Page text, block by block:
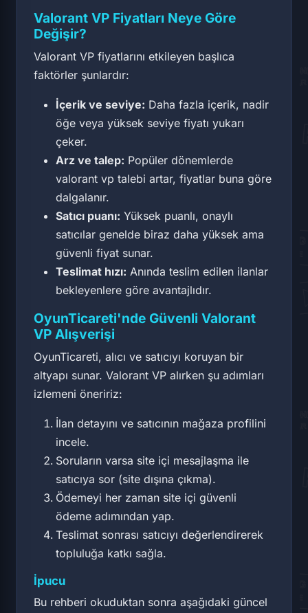
Valorant VP Fiyatları Neye Göre
Değişir?
Valorant VP fiyatlarını etkileyen başlıca
faktörler şunlardır:
İçerik ve seviye: Daha fazla içerik, nadir
öğe veya yüksek seviye fiyatı yukarı
çeker.
Arz ve talep: Popüler dönemlerde
valorant vp talebi artar, fiyatlar buna göre
dalgalanır.
Satıcı puanı: Yüksek puanlı, onaylı
satıcılar genelde biraz daha yüksek ama
güvenli fiyat sunar.
Teslimat hızı: Anında teslim edilen ilanlar
bekleyenlere göre avantajlıdır.
OyunTicareti'nde Güvenli Valorant
VP Alışverişi
OyunTicareti, alıcı ve satıcıyı koruyan bir
altyapı sunar. Valorant VP alırken şu adımları
izlemeni öneririz:
İlan detayını ve satıcının mağaza profilini
incele.
Soruların varsa site içi mesajlaşma ile
satıcıya sor (site dışına çıkma).
Ödemeyi her zaman site içi güvenli
ödeme adımından yap.
Teslimat sonrası satıcıyı değerlendirerek
topluluğa katkı sağla.
İpucu
Bu rehberi okuduktan sonra aşağıdaki güncel